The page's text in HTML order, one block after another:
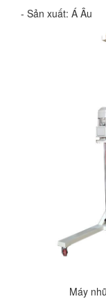
- Sản xuất: Á Âu
Máy